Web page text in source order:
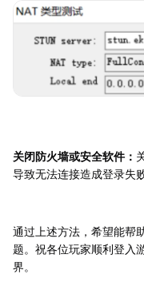
关闭防火墙或安全软件：
导致无法连接造成登录失败
通过上述方法，希望能帮
题。祝各位玩家顺利登入
界。